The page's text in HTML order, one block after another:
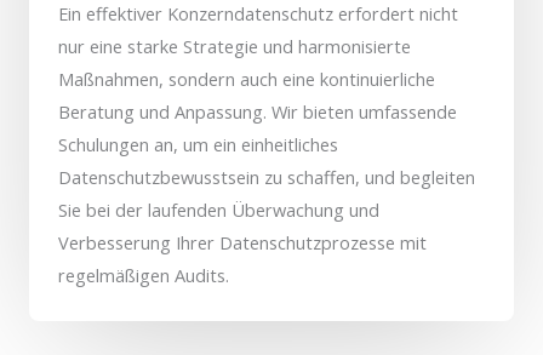
Ein effektiver Konzerndatenschutz erfordert nicht
nur eine starke Strategie und harmonisierte
Maßnahmen, sondern auch eine kontinuierliche
Beratung und Anpassung. Wir bieten umfassende
Schulungen an, um ein einheitliches
Datenschutzbewusstsein zu schaffen, und begleiten
Sie bei der laufenden Überwachung und
Verbesserung Ihrer Datenschutzprozesse mit
regelmäßigen Audits.